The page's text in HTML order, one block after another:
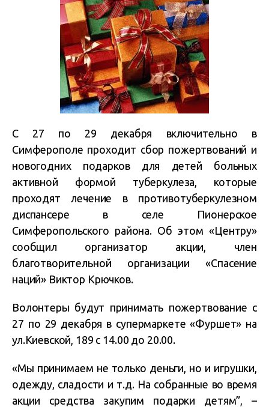
С 27 по 29 декабря включительно в
Симферополе проходит сбор пожертвований и
новогодних подарков для детей больных
активной формой туберкулеза, которые
проходят лечение в противотуберкулезном
диспансере в селе Пионерское
Симферопольского района. Об этом «Центру»
сообщил организатор акции, член
благотворительной организации «Спасение
наций» Виктор Крючков.
Волонтеры будут принимать пожертвование с
27 по 29 декабря в супермаркете «Фуршет» на
ул.Киевской, 189 с 14.00 до 20.00.
«Мы принимаем не только деньги, но и игрушки,
одежду, сладости и т.д. На собранные во время
акции средства закупим подарки детям”, –